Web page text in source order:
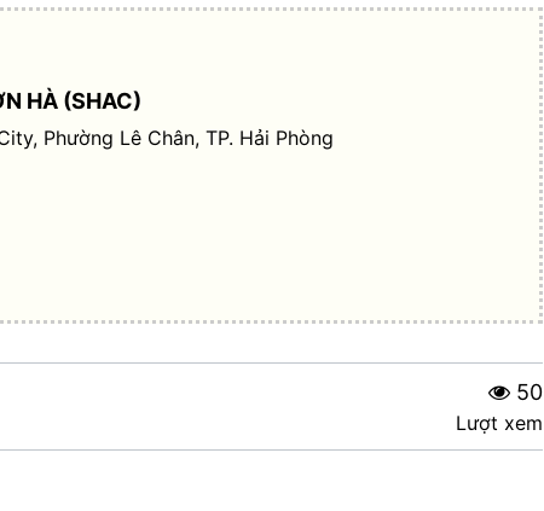
HÀ (SHAC)
Phường Lê Chân, TP. Hải Phòng
50
Lượt xem